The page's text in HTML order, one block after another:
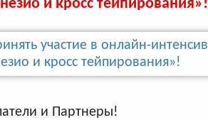
и кросс тейпирования»!
и Партнеры!